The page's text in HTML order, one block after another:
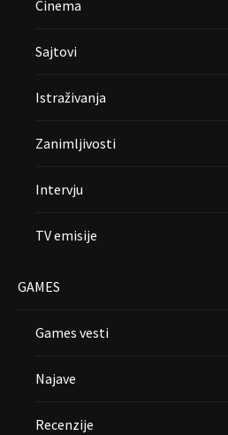
Cinema
Sajtovi
Istraživanja
Zanimljivosti
Intervju
TV emisije
GAMES
Games vesti
Najave
Recenzije